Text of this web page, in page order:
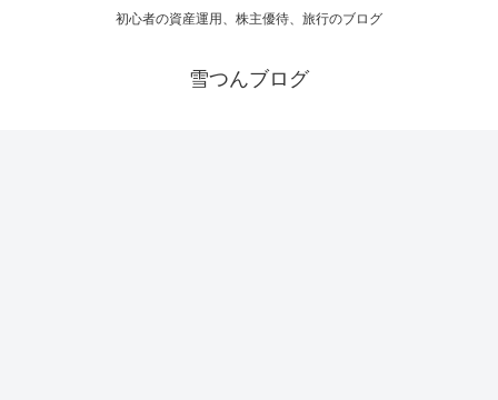
初心者の資産運用、株主優待、旅行のブログ
雪つんブログ